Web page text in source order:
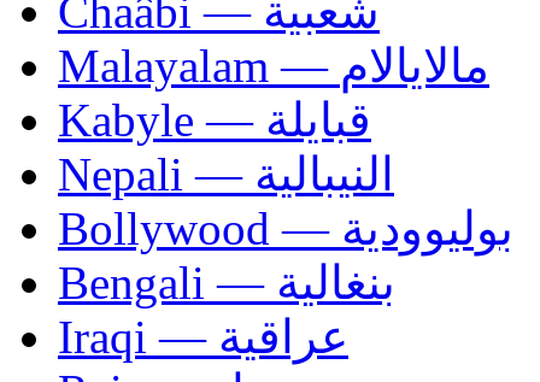
Chaâbi — شعبية
Malayalam — مالايالام
Kabyle — قبايلة
Nepali — النيبالية
Bollywood — بوليوودية
Bengali — بنغالية
Iraqi — عراقية